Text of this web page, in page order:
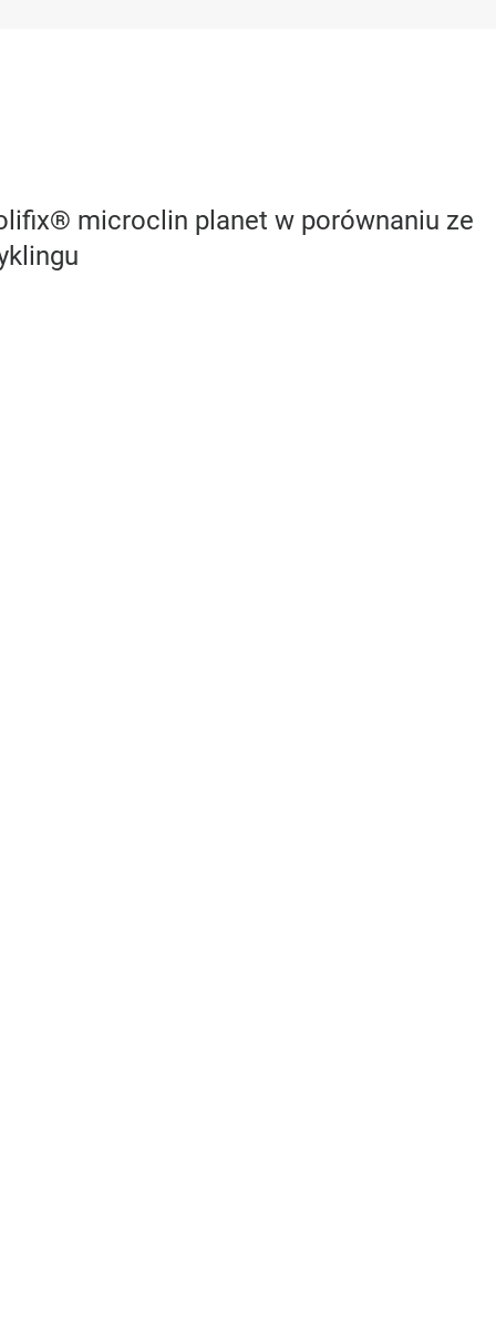
microclin planet w porównaniu ze